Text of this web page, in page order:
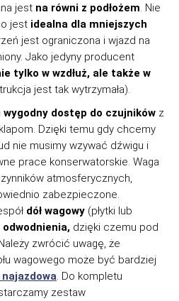
jest na równi z podłożem . Nie
jest idealna dla mniejszych
jest ograniczona i wjazd na
Jako jedyny producent
tylko w wzdłuż, ale także w
jest tak wytrzymała).
wygodny dostęp do czujników z
Dzięki temu gdy chcemy
nie musimy wzywać dźwigu i
prace konserwatorskie. Waga
atmosferycznych,
zabezpieczone.
dół wagowy (płytki lub
dzięki czemu pod
zwrócić uwagę, że
wagowego może być bardziej
. Do kompletu
zestaw